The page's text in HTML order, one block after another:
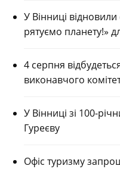
У Вінниці
рятуємо планету!»
4 серпня
виконавчого
У Вінниці зі 100-
Гуреєву
Офіс туризму